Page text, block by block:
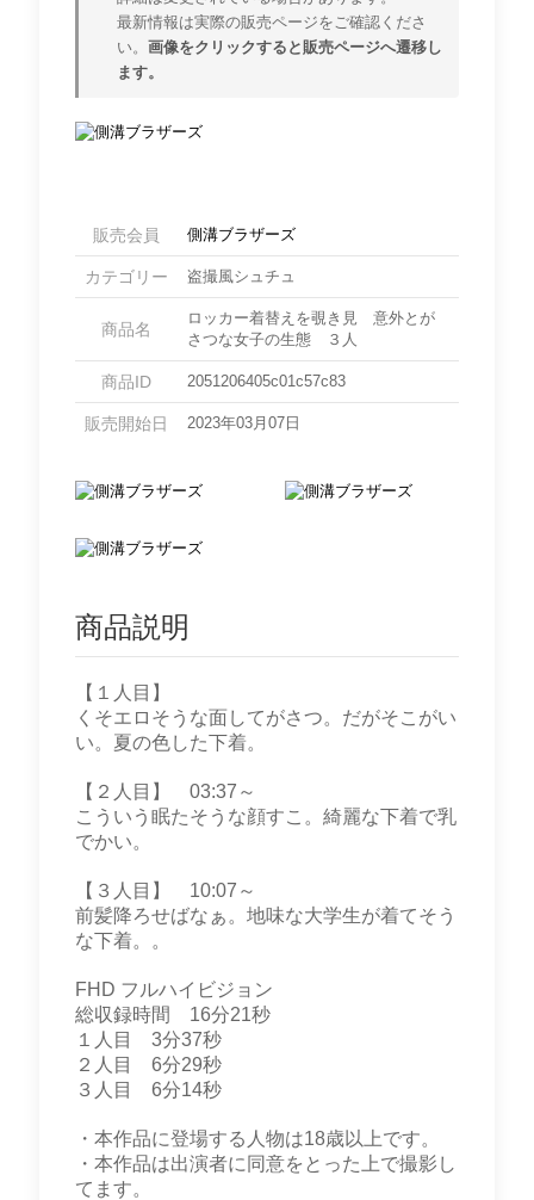
最新情報は実際の販売ページをご確認くださ
い。 画像をクリックすると販売ページへ遷移し
ます。
販売会員 側溝ブラザーズ
カテゴリー 盗撮風シュチュ
商品名
ロッカー着替えを覗き見 意外とが
さつな女子の生態 ３人
商品ID 2051206405c01c57c83
販売開始日 2023年03月07日
商品説明
【１人目】
くそエロそうな面してがさつ。だがそこがい
い。夏の色した下着。
【２人目】 03:37～
こういう眠たそうな顔すこ。綺麗な下着で乳
でかい。
【３人目】 10:07～
前髪降ろせばなぁ。地味な大学生が着てそう
な下着。。
FHD フルハイビジョン
総収録時間 16分21秒
１人目 3分37秒
２人目 6分29秒
３人目 6分14秒
・本作品に登場する人物は18歳以上です。
・本作品は出演者に同意をとった上で撮影し
てます。